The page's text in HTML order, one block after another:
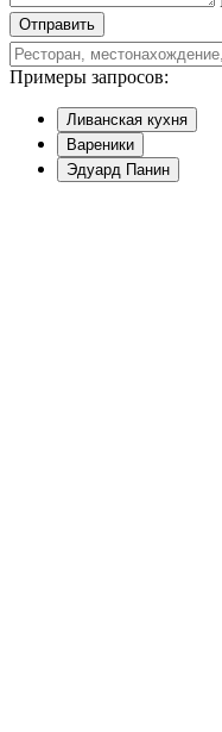
Отправить
Примеры запросов:
Ливанская кухня
Вареники
Эдуард Панин